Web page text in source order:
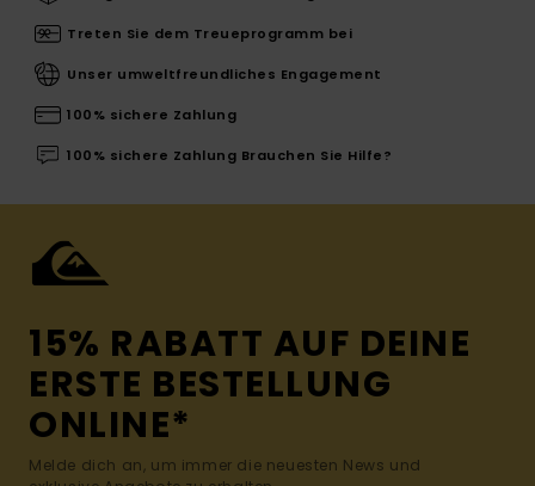
Treten Sie dem Treueprogramm bei
Unser umweltfreundliches Engagement
100% sichere Zahlung
100% sichere Zahlung Brauchen Sie Hilfe?
15% RABATT AUF DEINE
ERSTE BESTELLUNG
ONLINE*
Melde dich an, um immer die neuesten News und